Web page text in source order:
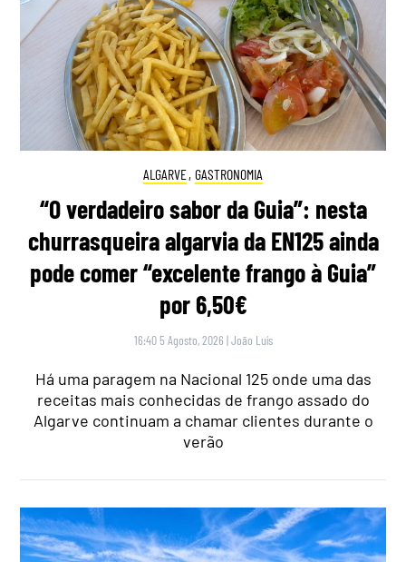
ALGARVE, GASTRONOMIA
“O verdadeiro sabor da Guia”: nesta
churrasqueira algarvia da EN125 ainda
pode comer “excelente frango à Guia”
por 6,50€
16:40 5 Agosto, 2026 |João Luís
Há uma paragem na Nacional 125 onde uma das
receitas mais conhecidas de frango assado do
Algarve continuam a chamar clientes durante o
verão